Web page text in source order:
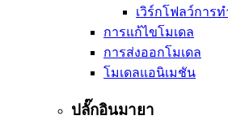
เวิร์กโฟลว์การ
การแก้ไขโมเดล
การส่งออกโมเดล
โมเดลแอนิเมชัน
ปลั๊กอินมายา